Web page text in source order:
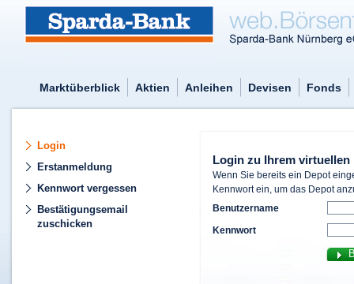
Marktüberblick Aktien Anleihen Devisen Fonds
Login
Erstanmeldung
Kennwort vergessen
Bestätigungsemail
zuschicken
Login zu Ihrem virtuellen
Wenn Sie bereits ein Depot
Kennwort ein, um das Depot
Benutzername
Kennwort